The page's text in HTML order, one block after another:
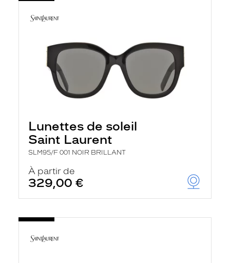
Lunettes de soleil
Saint Laurent
SLM95/F 001 NOIR BRILLANT
À partir de
329,00 €